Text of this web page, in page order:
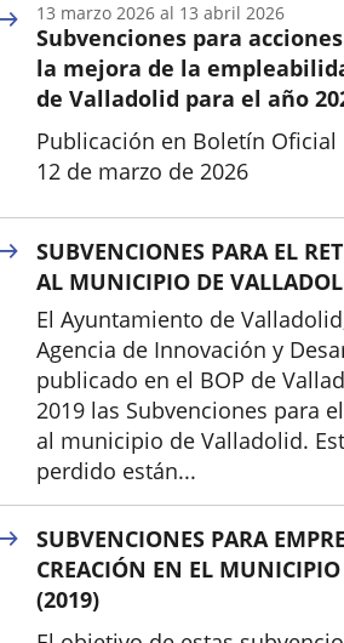
Subvenciones para
la mejora de la
de Valladolid para el año
Publicación en Boletín
12 de marzo de 2026
Inicio
13 marzo 2026 al 13 abril 2026
SUBVENCIONES PARA EL
AL MUNICIPIO DE
El Ayuntamiento de
Agencia de Innovación y
publicado en el BOP de
2019 las Subvenciones para
al municipio de Valladolid.
perdido están...
SUBVENCIONES PARA
CREACIÓN EN EL
(2019)